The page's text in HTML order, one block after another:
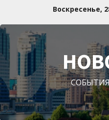
содержимому
Воскресенье,